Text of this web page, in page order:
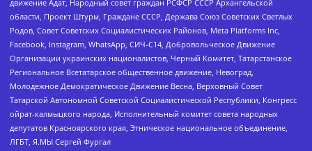
движение Адат, Народный совет граждан РСФСР СССР Архангельской
области, Проект Штурм, Граждане СССР, Держава Союз Советских Светлых
Родов, Совет Советских Социалистических Районов, Meta Platforms Inc,
Facebook, Instagram, WhatsApp, СИЧ-С14, Добровольческое Движение
Организации украинских националистов, Черный Комитет, Татарстанское
Региональное Всетатарское общественное движение, Невоград,
Молодежное Демократическое Движение Весна, Верховный Совет
Татарской Автономной Советской Социалистической Республики, Конгресс
ойрат-калмыцкого народа, Исполнительный комитет совета народных
депутатов Красноярского края, Этническое национальное объединение,
ЛГБТ, Я.МЫ Сергей Фургал